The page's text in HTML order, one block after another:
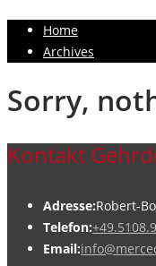
Home
Archives
Sorry,
Kontakt
Adresse:Robert-
Telefon:
Email: